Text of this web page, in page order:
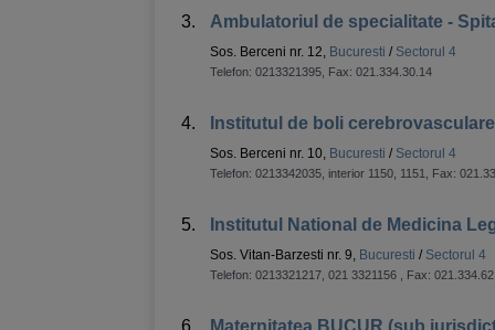
3. Ambulatoriul de specialitate -
Sos. Berceni nr. 12, Bucuresti / Sectorul 4
Telefon: 0213321395 , Fax: 021.334.30.14
4. Institutul de boli
Sos. Berceni nr. 10, Bucuresti / Sectorul 4
Telefon: 0213342035, interior 1150, 1151 , Fax:
5. Institutul National de Medicina
Sos. Vitan-Barzesti nr. 9, Bucuresti / Sectorul 4
Telefon: 0213321217, 021 3321156 , Fax:
6. Maternitatea BUCUR (sub